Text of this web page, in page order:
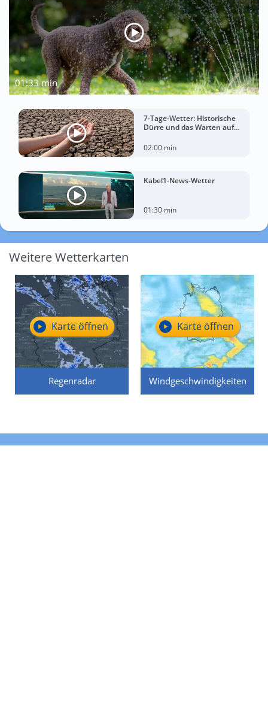
01:33 min
7-Tage-Wetter: Historische
Dürre und das Warten auf
02:00 min
Kabel1-News-Wetter
01:30 min
Weitere Wetterkarten
Regenradar
Karte öffnen
Windgeschwindigkeiten
Karte öffnen